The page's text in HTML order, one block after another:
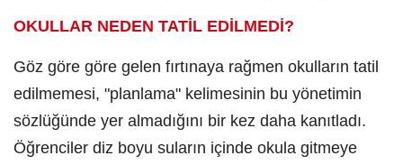
​OKULLAR NEDEN TATİL EDİLMEDİ?
​Göz göre göre gelen fırtınaya rağmen okulların tatil
edilmemesi, "planlama" kelimesinin bu yönetimin
sözlüğünde yer almadığını bir kez daha kanıtladı.
Öğrenciler diz boyu suların içinde okula gitmeye